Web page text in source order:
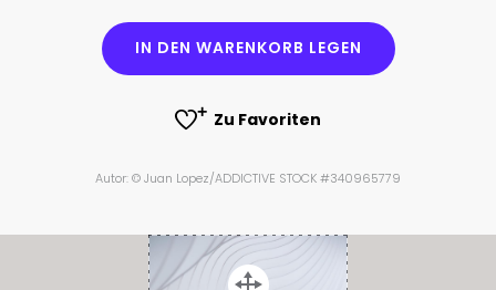
IN DEN WARENKORB LEGEN
Zu Favoriten
Autor: © Juan Lopez/ADDICTIVE STOCK #340965779